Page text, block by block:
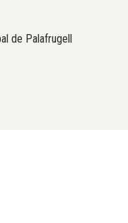
de Palafrugell